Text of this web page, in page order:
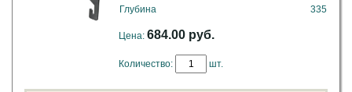
Глубина
335
Цена: 684.00 руб.
Количество: шт.